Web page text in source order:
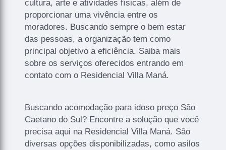
cultura, arte e atividades físicas, além de
proporcionar uma vivência entre os
moradores. Buscando sempre o bem estar
das pessoas, a organização tem como
principal objetivo a eficiência. Saiba mais
sobre os serviços oferecidos entrando em
contato com o Residencial Villa Maná.
Buscando acomodação para idoso preço São
Caetano do Sul? Encontre a solução que você
precisa aqui na Residencial Villa Maná. São
diversas opções disponibilizadas, como asilos